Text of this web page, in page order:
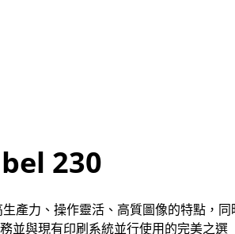
230
產力、操作靈活、高質圖像的特點，同
並與現有印刷系統並行使用的完美之選